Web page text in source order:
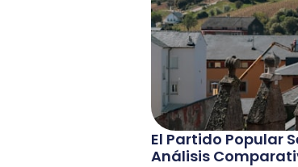
El Partido Popular
Análisis